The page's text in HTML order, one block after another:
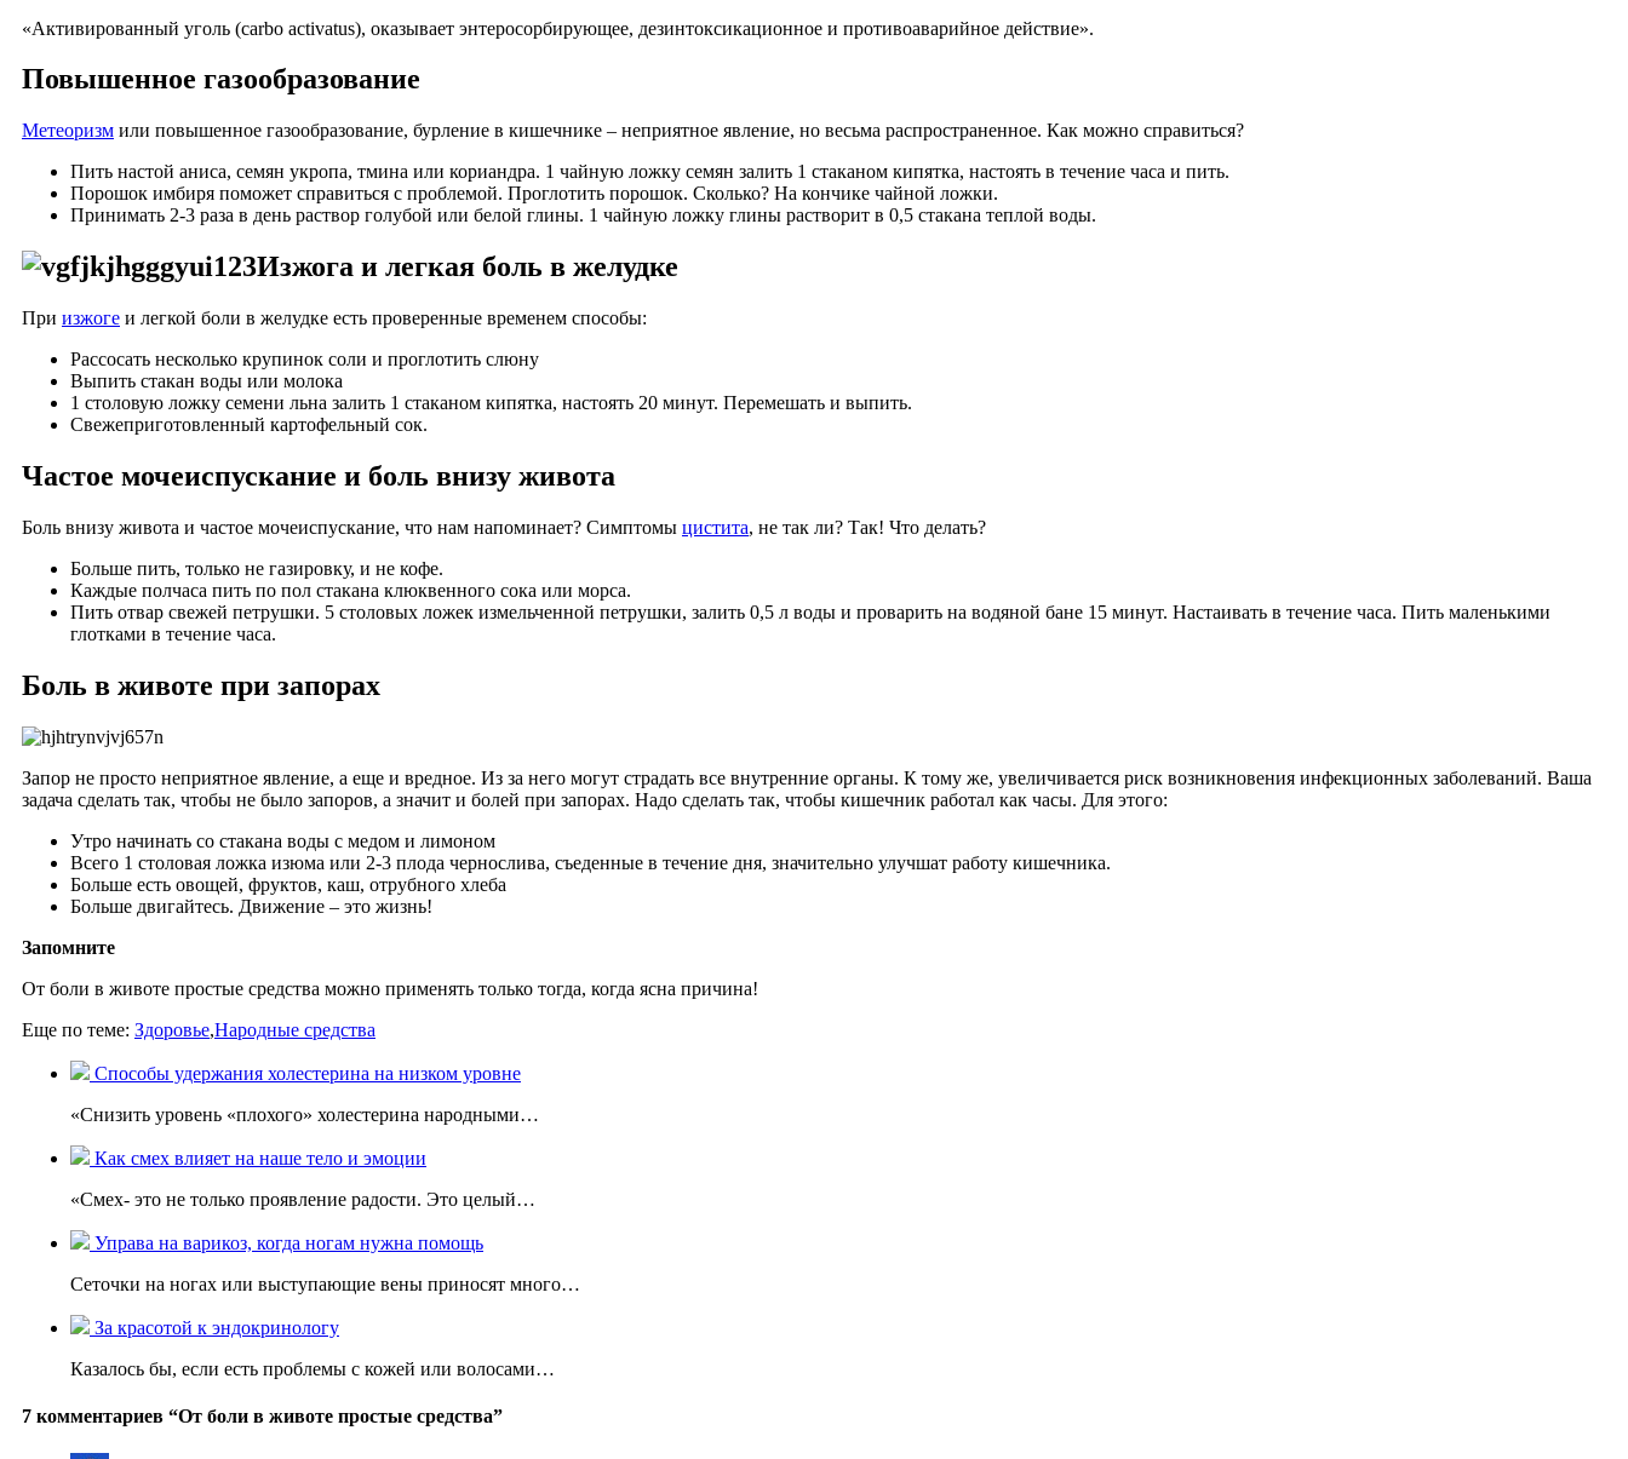
«Активированный уголь (carbo activatus), оказывает энтеросорбирующее, дезинтоксикационное и противоаварийное действие».
Повышенное газообразование
Метеоризм или повышенное газообразование, бурление в кишечнике – неприятное явление, но весьма распространенное. Как можно справиться?
Пить настой аниса, семян укропа, тмина или кориандра. 1 чайную ложку семян залить 1 стаканом кипятка, настоять в течение часа и пить.
Порошок имбиря поможет справиться с проблемой. Проглотить порошок. Сколько? На кончике чайной ложки.
Принимать 2-3 раза в день раствор голубой или белой глины. 1 чайную ложку глины растворит в 0,5 стакана теплой воды.
Изжога и легкая боль в желудке
При изжоге и легкой боли в желудке есть проверенные временем способы:
Рассосать несколько крупинок соли и проглотить слюну
Выпить стакан воды или молока
1 столовую ложку семени льна залить 1 стаканом кипятка, настоять 20 минут. Перемешать и выпить.
Свежеприготовленный картофельный сок.
Частое мочеиспускание и боль внизу живота
Боль внизу живота и частое мочеиспускание, что нам напоминает? Симптомы цистита, не так ли? Так! Что делать?
Больше пить, только не газировку, и не кофе.
Каждые полчаса пить по пол стакана клюквенного сока или морса.
Пить отвар свежей петрушки. 5 столовых ложек измельченной петрушки, залить 0,5 л воды и проварить на водяной бане 15 минут. Настаивать в течение часа. Пить маленькими
глотками в течение часа.
Боль в животе при запорах
Запор не просто неприятное явление, а еще и вредное. Из за него могут страдать все внутренние органы. К тому же, увеличивается риск возникновения инфекционных заболеваний. Ваша
задача сделать так, чтобы не было запоров, а значит и болей при запорах. Надо сделать так, чтобы кишечник работал как часы. Для этого:
Утро начинать со стакана воды с медом и лимоном
Всего 1 столовая ложка изюма или 2-3 плода чернослива, съеденные в течение дня, значительно улучшат работу кишечника.
Больше есть овощей, фруктов, каш, отрубного хлеба
Больше двигайтесь. Движение – это жизнь!
Запомните
От боли в животе простые средства можно применять только тогда, когда ясна причина!
Еще по теме: Здоровье,Народные средства
Способы удержания холестерина на низком уровне
«Снизить уровень «плохого» холестерина народными…
Как смех влияет на наше тело и эмоции
«Смех- это не только проявление радости. Это целый…
Управа на варикоз, когда ногам нужна помощь
Сеточки на ногах или выступающие вены приносят много…
За красотой к эндокринологу
Казалось бы, если есть проблемы с кожей или волосами…
7 комментариев “От боли в животе простые средства”